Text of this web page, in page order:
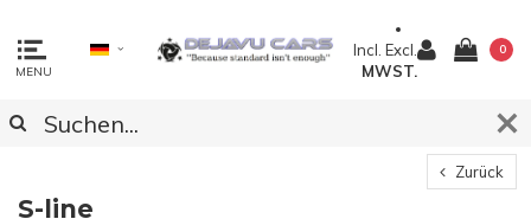
MENU
Incl. Excl.
MWST.
0
Zurück
S-line